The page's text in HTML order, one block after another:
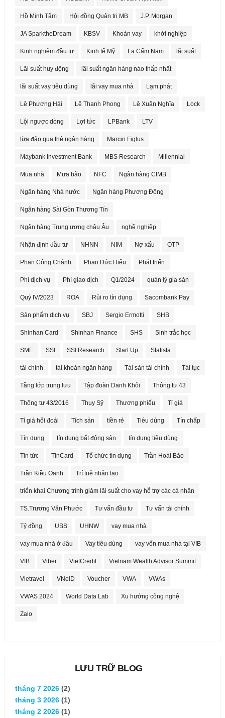
Hồ Minh Tâm Hội đồng Quản trị MB J.P. Morgan
JA SparktheDream KBSV Khoản vay khởi nghiệp
Kinh nghiệm đầu tư Kinh tế Mỹ La Cẩm Nam lãi suất
Lãi suất huy động lãi suất ngân hàng nào thấp nhất
lãi suất vay tiêu dùng lãi vay mua nhà Lạm phát
Lê Phương Hải Lê Thanh Phong Lê Xuân Nghĩa Lock
Lội ngược dòng Lợi tức LPBank LTV
lừa đảo qua thẻ ngân hàng Marcin Figlus
Maybank Investment Bank MBS Research Millennial
Mua nhà Mưa bão NFC Ngân hàng CIMB
Ngân hàng Nhà nước Ngân hàng Phương Đông
Ngân hàng Sài Gòn Thương Tín
Ngân hàng Trung ương châu Âu nghề nghiệp
Nhận định đầu tư NHNN NIM Nợ xấu OTP
Phan Công Chánh Phan Đức Hiếu Phát triển
Phí dịch vụ Phí giao dịch Q1/2024 quản lý gia sản
Quý IV/2023 ROA Rủi ro tín dụng Sacombank Pay
Sản phẩm dịch vụ SBJ Sergio Ermotti SHB
Shinhan Card Shinhan Finance SHS Sinh trắc học
SME SSI SSI Research Start Up Statista
tài chính tài khoản ngân hàng Tài sản tài chính Tái tục
Tầng lớp trung lưu Tập đoàn Danh Khôi Thông tư 43
Thông tư 43/2016 Thụy Sỹ Thương phiếu Tỉ giá
Tỉ giá hối đoái Tích sản tiền rẻ Tiêu dùng Tín chấp
Tín dụng tín dụng bất động sản tín dụng tiêu dùng
Tin tức TinCard Tổ chức tín dụng Trần Hoài Bảo
Trần Kiều Oanh Trí tuệ nhân tạo
triển khai Chương trình giảm lãi suất cho vay hỗ trợ các cá nhân
TS.Trương Văn Phước Tư vấn đầu tư Tư vấn tài chính
Tỷ đồng UBS UHNW vay mua nhà
vay mua nhà ở đâu Vay tiêu dùng vay vốn mua nhà tại VIB
VIB Viber VietCredit Vietnam Wealth Advisor Summit
Vietravel VNeID Voucher VWA VWAs
VWAS 2024 World Data Lab Xu hướng công nghệ
Zalo
LƯU TRỮ BLOG
tháng 7 2026(2)
tháng 3 2026(1)
tháng 2 2026(1)